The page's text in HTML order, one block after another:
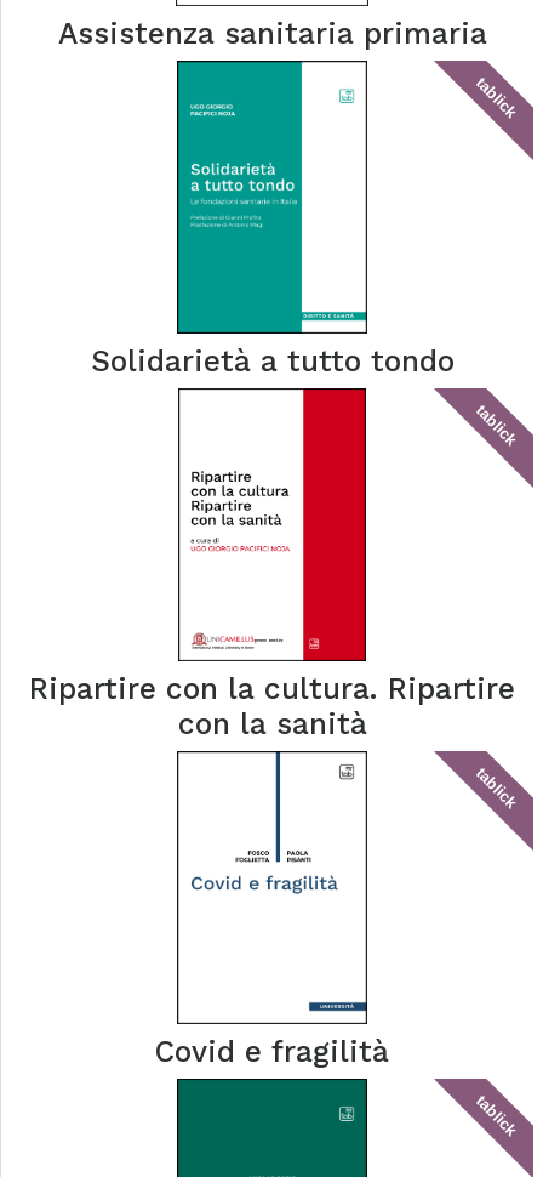
Assistenza sanitaria primaria
tablick
Solidarietà a tutto tondo
tablick
Ripartire con la cultura. Ripartire
con la sanità
tablick
Covid e fragilità
tablick